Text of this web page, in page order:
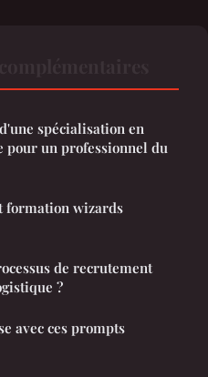
spécialisation en
pour un professionnel du
formation wizards
de recrutement
?
avec ces prompts